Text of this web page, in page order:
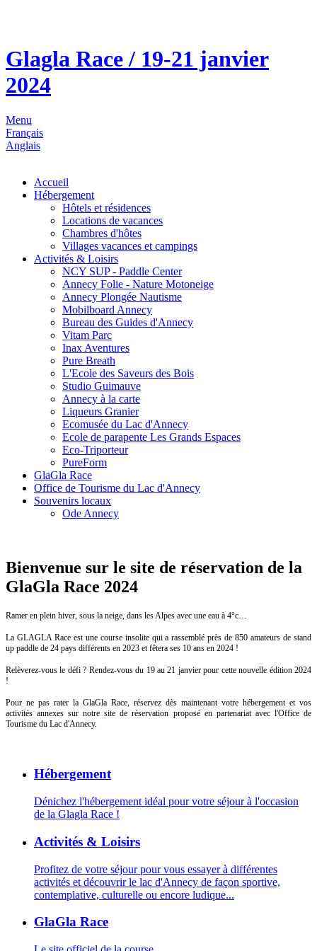
Glagla Race / 19-21 janvier
2024
Menu
Français
Anglais
Accueil
Hébergement
Hôtels et résidences
Locations de vacances
Chambres d'hôtes
Villages vacances et campings
Activités & Loisirs
NCY SUP - Paddle Center
Annecy Folie - Nature Motoneige
Annecy Plongée Nautisme
Mobilboard Annecy
Bureau des Guides d'Annecy
Vitam Parc
Inax Aventures
Pure Breath
L'Ecole des Saveurs des Bois
Studio Guimauve
Annecy à la carte
Liqueurs Granier
Ecomusée du Lac d'Annecy
Ecole de parapente Les Grands Espaces
Eco-Triporteur
PureForm
GlaGla Race
Office de Tourisme du Lac d'Annecy
Souvenirs locaux
Ode Annecy
Bienvenue sur le site de réservation de la
GlaGla Race 2024
Ramer en plein hiver, sous la neige, dans les Alpes avec une eau à 4°c…
La GLAGLA Race est une course insolite qui a rassemblé près de 850 amateurs de stand
up paddle de 24 pays différents en 2023 et fêtera ses 10 ans en 2024 !
Relèverez-vous le défi ? Rendez-vous du 19 au 21 janvier pour cette nouvelle édition 2024
!
Pour ne pas rater la GlaGla Race, réservez dès maintenant votre hébergement et vos
activités annexes sur notre site de réservation proposé en partenariat avec l'Office de
Tourisme du Lac d'Annecy.
Hébergement
Dénichez l'hébergement idéal pour votre séjour à l'occasion
de la Glagla Race !
Activités & Loisirs
Profitez de votre séjour pour vous essayer à différentes
activités et découvrir le lac d'Annecy de façon sportive,
contemplative, culturelle ou encore ludique...
GlaGla Race